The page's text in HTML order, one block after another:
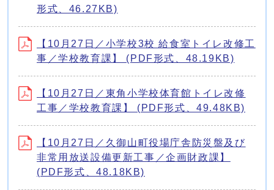
形式、46.27KB)
【10月27日／小学校3校 給食室トイレ改修工
事／学校教育課】 (PDF形式、48.19KB)
【10月27日／東角小学校体育館トイレ改修
工事／学校教育課】 (PDF形式、49.48KB)
【10月27日／久御山町役場庁舎防災盤及び
非常用放送設備更新工事／企画財政課】
(PDF形式、48.18KB)